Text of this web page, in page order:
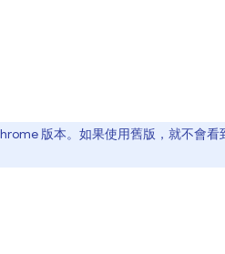
版本。如果使用舊版，就不會